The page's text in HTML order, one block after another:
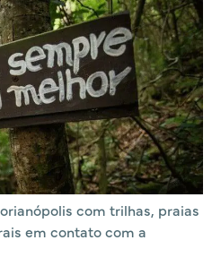
com trilhas, praias
em contato com a